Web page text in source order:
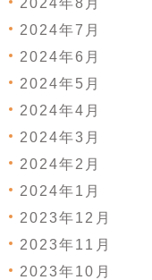
2024年7月
2024年6月
2024年5月
2024年4月
2024年3月
2024年2月
2024年1月
2023年12月
2023年11月
2023年10月